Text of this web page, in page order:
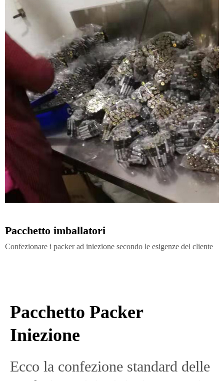
Pacchetto imballatori
Confezionare i packer ad iniezione secondo le esigenze del cliente
Pacchetto Packer
Iniezione
Ecco la confezione standard delle